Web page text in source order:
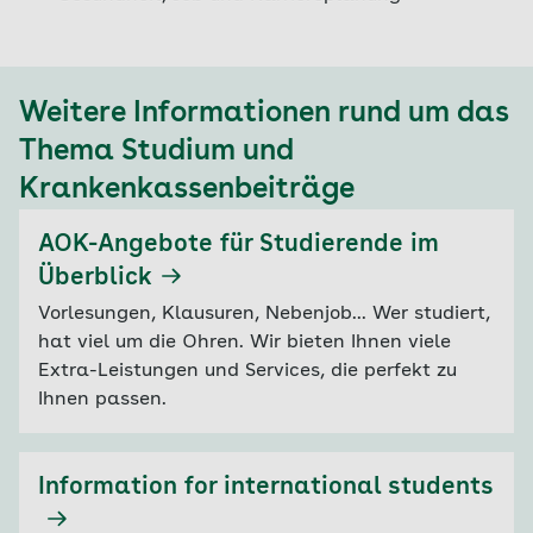
Beitragsberechnung;
einkommensunabhängige
Betragsentwicklung; Beihilfe nur bei Bezug
von Kindergeld
Weitere Informationen rund um das
Thema Studium und
Krankenkassenbeiträge
AOK-Angebote für Studierende im
Überblick
Vorlesungen, Klausuren, Nebenjob... Wer studiert,
hat viel um die Ohren. Wir bieten Ihnen viele
Extra-Leistungen und Services, die perfekt zu
Ihnen passen.
Information for international students